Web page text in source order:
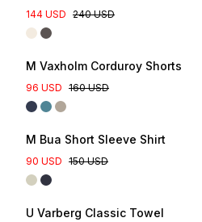
144 USD 240 USD
M Vaxholm Corduroy Shorts
96 USD 160 USD
M Bua Short Sleeve Shirt
90 USD 150 USD
U Varberg Classic Towel